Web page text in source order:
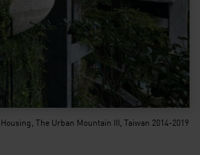
The Urban Mountain III, Taiwan 2014-2019